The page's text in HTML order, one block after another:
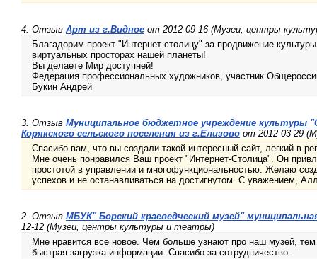
4. Отзыв Арт из г.Видное от 2012-09-16 (Музеи, центры
Благадорим проект "Интернет-столицу" за продвижение
виртуальных просторах нашей планеты!
Вы делаете Мир доступней!
Федерация профессиональных художников, участник
Букин Андрей
3. Отзыв Муниципальное бюджетное учреждение культуры
Корякского сельского поселения из г.Елизово от 2012-03-29
Спасибо вам, что вы создали такой интересный сайт, легкий в
Мне очень понравился Ваш проект "Интернет-Столица". Он
простотой в управлении и многофункциональностью. Желаю
успехов и не останавливаться на достигнутом. С уважением,
2. Отзыв МБУК" Борский краеведческий музей"
12-12 (Музеи, центры культуры и театры)
Мне нравится все новое. Чем больше узнают про наш музей,
быстрая загрузка информации. Спасибо за сотрудничество.